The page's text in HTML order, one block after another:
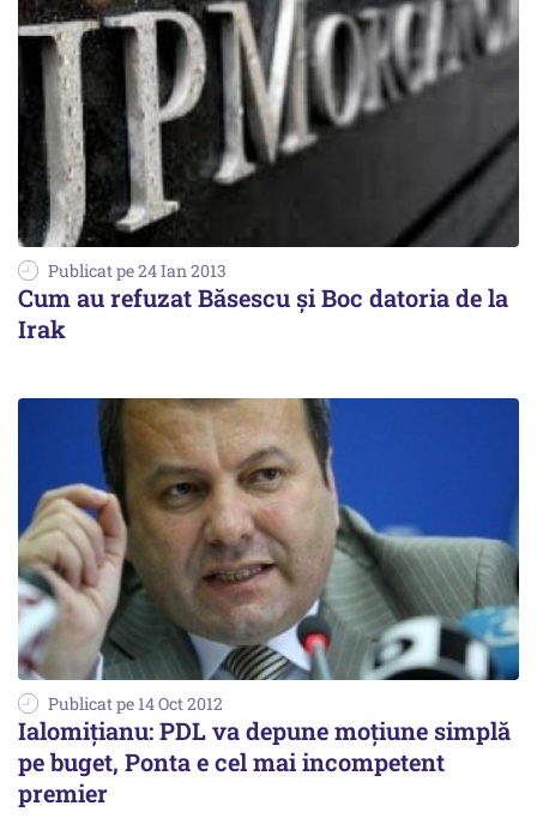
Publicat pe 24 Ian 2013
Cum au refuzat Băsescu și Boc datoria de la
Irak
Publicat pe 14 Oct 2012
Ialomițianu: PDL va depune moțiune simplă
pe buget, Ponta e cel mai incompetent
premier